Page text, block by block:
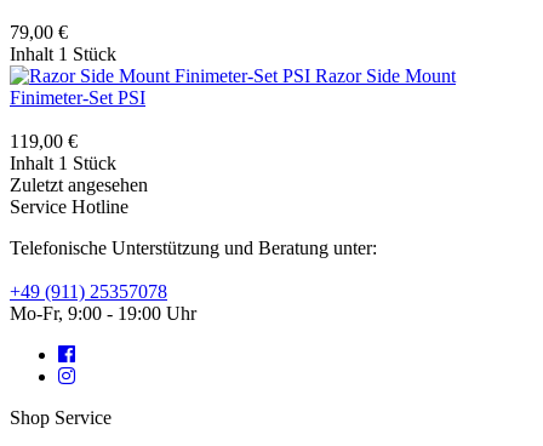
79,00 €
Inhalt 1 Stück
Razor Side Mount
Finimeter-Set PSI
119,00 €
Inhalt 1 Stück
Zuletzt angesehen
Service Hotline
Telefonische Unterstützung und Beratung unter:
+49 (911) 25357078
Mo-Fr, 9:00 - 19:00 Uhr
Shop Service